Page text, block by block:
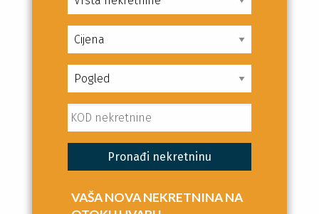
VAŠA NOVA NEKRETNINA NA